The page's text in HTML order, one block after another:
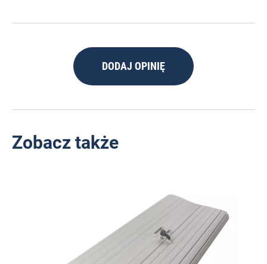
DODAJ OPINIĘ
Zobacz także